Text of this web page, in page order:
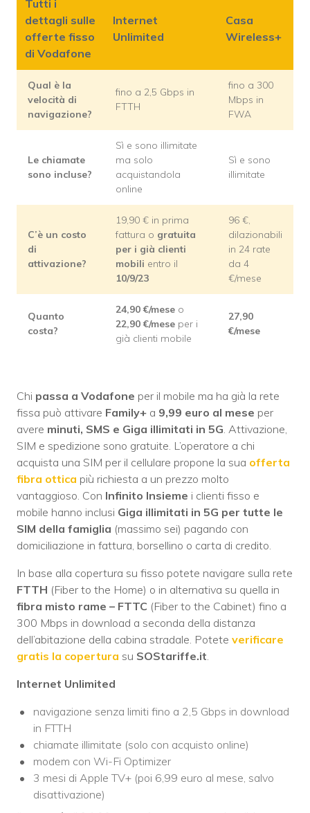
Tutti i
dettagli sulle
offerte fisso
di Vodafone
Internet
Unlimited
Casa
Wireless+
Qual è la
velocità di
navigazione?
fino a 2,5 Gbps in
FTTH
fino a 300
Mbps in
FWA
Le chiamate
sono incluse?
Sì e sono illimitate
ma solo
acquistandola
online
Sì e sono
illimitate
C’è un costo
di
attivazione?
19,90 € in prima
fattura o gratuita
per i già clienti
mobili entro il
10/9/23
96 €,
dilazionabili
in 24 rate
da 4
€/mese
Quanto
costa?
24,90 €/mese o
22,90 €/mese per i
già clienti mobile
27,90
€/mese
Chi passa a Vodafone per il mobile ma ha già la rete
fissa può attivare Family+ a 9,99 euro al mese per
avere minuti, SMS e Giga illimitati in 5G. Attivazione,
SIM e spedizione sono gratuite. L’operatore a chi
acquista una SIM per il cellulare propone la sua offerta
fibra ottica più richiesta a un prezzo molto
vantaggioso. Con Infinito Insieme i clienti fisso e
mobile hanno inclusi Giga illimitati in 5G per tutte le
SIM della famiglia (massimo sei) pagando con
domiciliazione in fattura, borsellino o carta di credito.
In base alla copertura su fisso potete navigare sulla rete
FTTH (Fiber to the Home) o in alternativa su quella in
fibra misto rame – FTTC (Fiber to the Cabinet) fino a
300 Mbps in download a seconda della distanza
dell’abitazione della cabina stradale. Potete verificare
gratis la copertura su SOStariffe.it.
Internet Unlimited
navigazione senza limiti fino a 2,5 Gbps in download
in FTTH
chiamate illimitate (solo con acquisto online)
modem con Wi-Fi Optimizer
3 mesi di Apple TV+ (poi 6,99 euro al mese, salvo
disattivazione)